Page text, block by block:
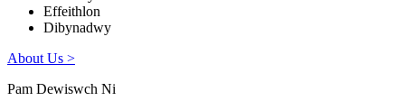
Effeithlon
Dibynadwy
About Us >
Pam Dewiswch Ni